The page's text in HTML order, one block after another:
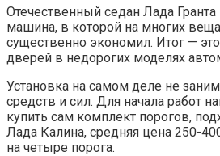
Отечественный седан Лада
машина, в которой на многих
существенно экономил. Итог — это
дверей в недорогих моделях
Установка на самом деле не
средств и сил. Для начала работ
купить сам комплект порогов,
Лада Калина, средняя цена 250-
на четыре порога.